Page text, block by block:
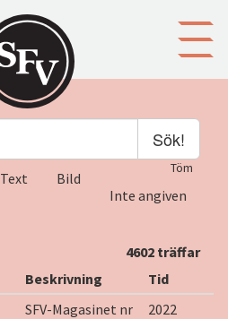
Sök!
Töm
Text
Bild
Inte angiven
4602 träffar
Beskrivning
Tid
SFV-Magasinet nr
2022